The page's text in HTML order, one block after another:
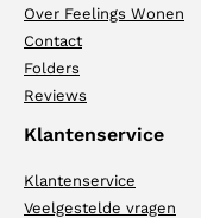
Over Feelings Wonen
Contact
Folders
Reviews
Klantenservice
Klantenservice
Veelgestelde vragen